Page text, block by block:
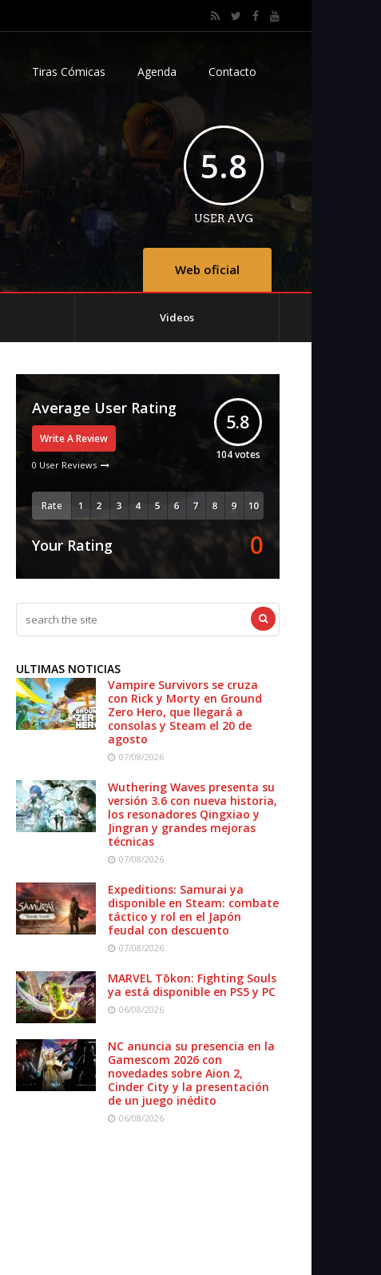
Tiras Cómicas Agenda Contacto
Web oficial
5.8
USER AVG
Videos
Average User Rating
Write A Review
0 User Reviews
5.8
104votes
Rate
Your Rating 0
ULTIMAS NOTICIAS
Vampire Survivors se cruza
con Rick y Morty en Ground
Zero Hero, que llegará a
consolas y Steam el 20 de
agosto
07/08/2026
Wuthering Waves presenta su
versión 3.6 con nueva historia,
los resonadores Qingxiao y
Jingran y grandes mejoras
técnicas
07/08/2026
Expeditions: Samurai ya
disponible en Steam: combate
táctico y rol en el Japón
feudal con descuento
07/08/2026
MARVEL Tōkon: Fighting Souls
ya está disponible en PS5 y PC
06/08/2026
NC anuncia su presencia en la
Gamescom 2026 con
novedades sobre Aion 2,
Cinder City y la presentación
de un juego inédito
06/08/2026